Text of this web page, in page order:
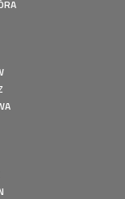
- Instalacja
- Instalacja
fotowoltaiczna
fotowoltaiczna o
o
Heavy Split -